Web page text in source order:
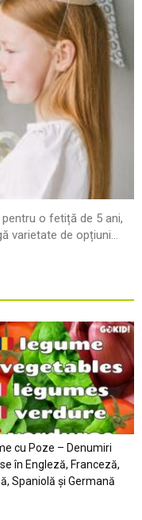
o fetiță de 5 ani,
varietate de opțiuni...
cu Poze – Denumiri
în Engleză, Franceză,
Spaniolă şi Germană